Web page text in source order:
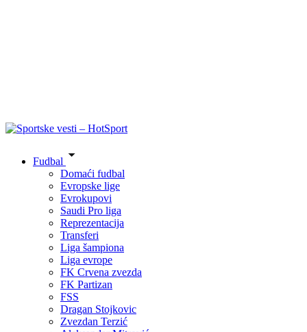
Fudbal
Domaći fudbal
Evropske lige
Evrokupovi
Saudi Pro liga
Reprezentacija
Transferi
Liga šampiona
Liga evrope
FK Crvena zvezda
FK Partizan
FSS
Dragan Stojkovic
Zvezdan Terzić